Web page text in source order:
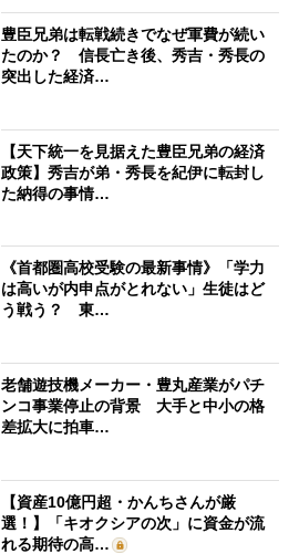
豊臣兄弟は転戦続きでなぜ軍費が続い
たのか？ 信長亡き後、秀吉・秀長の
突出した経済…
【天下統一を見据えた豊臣兄弟の経済
政策】秀吉が弟・秀長を紀伊に転封し
た納得の事情…
《首都圏高校受験の最新事情》「学力
は高いが内申点がとれない」生徒はど
う戦う？ 東…
老舗遊技機メーカー・豊丸産業がパチ
ンコ事業停止の背景 大手と中小の格
差拡大に拍車…
【資産10億円超・かんちさんが厳
選！】「キオクシアの次」に資金が流
れる期待の高…